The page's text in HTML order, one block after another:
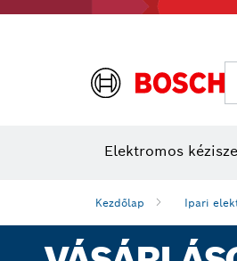
Elektromos
Kezdőlap Ipari